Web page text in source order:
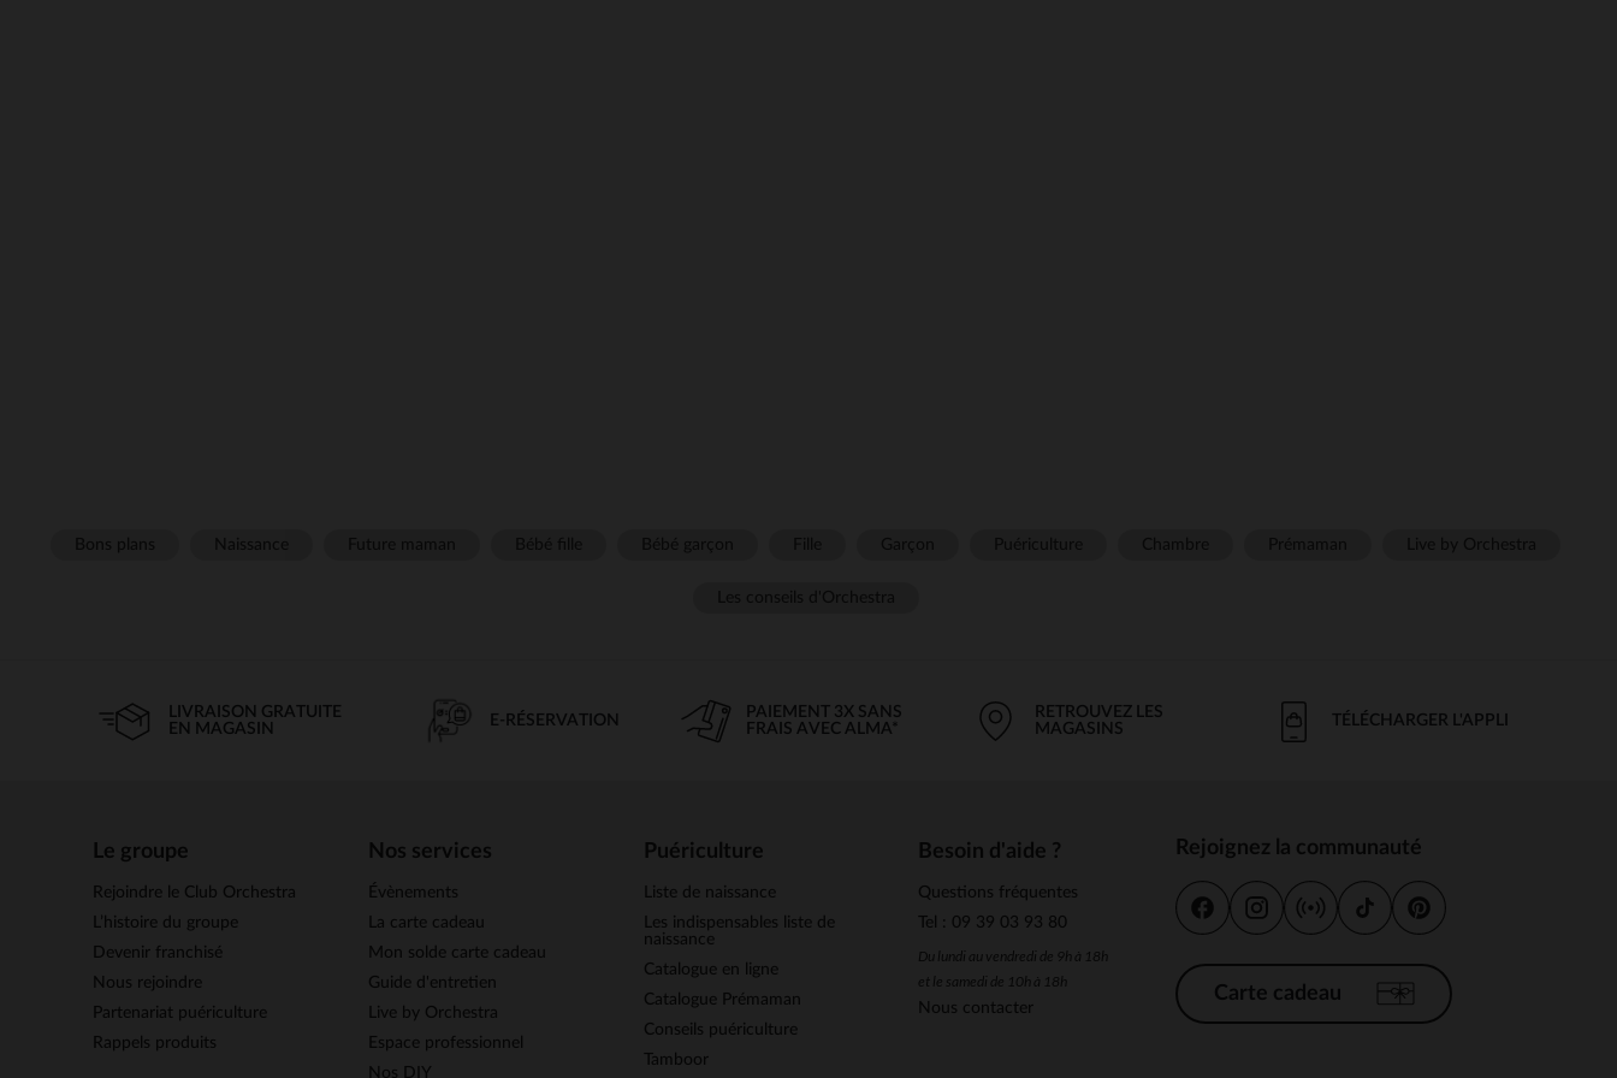
LIVRAISON GRATUITE
EN MAGASIN
E-RÉSERVATION
PAIEMENT 3X SANS
FRAIS AVEC ALMA*
RETROUVEZ LES
MAGASINS
TÉLÉCHARGER L'APPLI
Le groupe
Rejoindre le Club Orchestra
L’histoire du groupe
Devenir franchisé
Nous rejoindre
Partenariat puériculture
Rappels produits
Nos services
Évènements
La carte cadeau
Mon solde carte cadeau
Guide d'entretien
Live by Orchestra
Espace professionnel
Nos DIY
Puériculture
Liste de naissance
Les indispensables liste de
naissance
Catalogue en ligne
Catalogue Prémaman
Conseils puériculture
Tamboor
Besoin d'aide ?
Questions fréquentes
Tel : 09 39 03 93 80
Du lundi au vendredi de 9h à 18h
et le samedi de 10h à 18h
Nous contacter
Rejoignez la communauté
Carte cadeau